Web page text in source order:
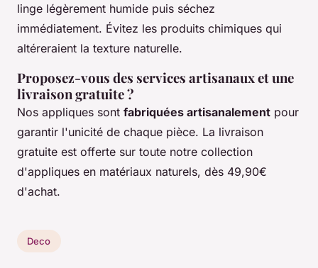
linge légèrement humide puis séchez
immédiatement. Évitez les produits chimiques qui
altéreraient la texture naturelle.
Proposez-vous des services artisanaux et une
livraison gratuite ?
Nos appliques sont fabriquées artisanalement pour
garantir l'unicité de chaque pièce. La livraison
gratuite est offerte sur toute notre collection
d'appliques en matériaux naturels, dès 49,90€
d'achat.
Deco